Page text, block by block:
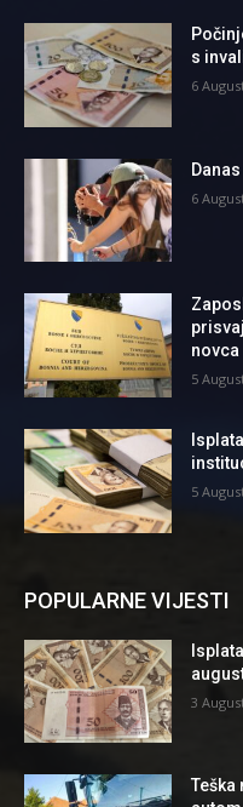
s
6
6
novca
5
5
POPULARNE VIJESTI
3